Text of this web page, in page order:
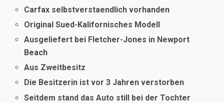
Carfax selbstverstaendlich vorhanden
Original Sued-Kalifornisches Modell
Ausgeliefert bei Fletcher-Jones in Newport
Beach
Aus Zweitbesitz
Die Besitzerin ist vor 3 Jahren verstorben
Seitdem stand das Auto still bei der Tochter